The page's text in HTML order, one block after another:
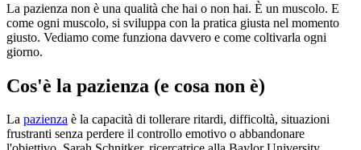
La pazienza non è una qualità che hai o non hai. È un muscolo. E
come ogni muscolo, si sviluppa con la pratica giusta nel momento
giusto. Vediamo come funziona davvero e come coltivarla ogni
giorno.
Cos'è la pazienza (e cosa non è)
La pazienza è la capacità di tollerare ritardi, difficoltà, situazioni
frustranti senza perdere il controllo emotivo o abbandonare